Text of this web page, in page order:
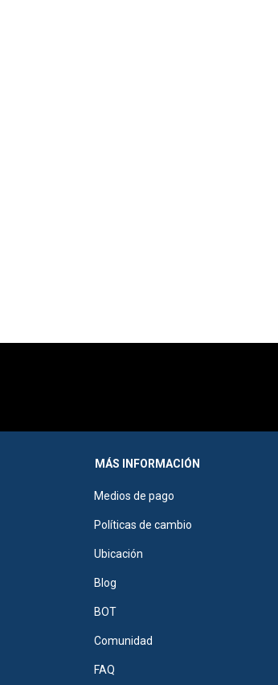
MÁS INFORMACIÓN
Medios de pago
Políticas de cambio
Ubicación
Blog
BOT
Comunidad
FAQ